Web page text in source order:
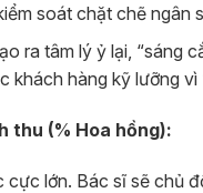
soát chặt chẽ ngân
ra tâm lý ỷ lại, “sáng
khách hàng kỹ lưỡng vì
thu (% Hoa hồng):
lớn. Bác sĩ sẽ chủ